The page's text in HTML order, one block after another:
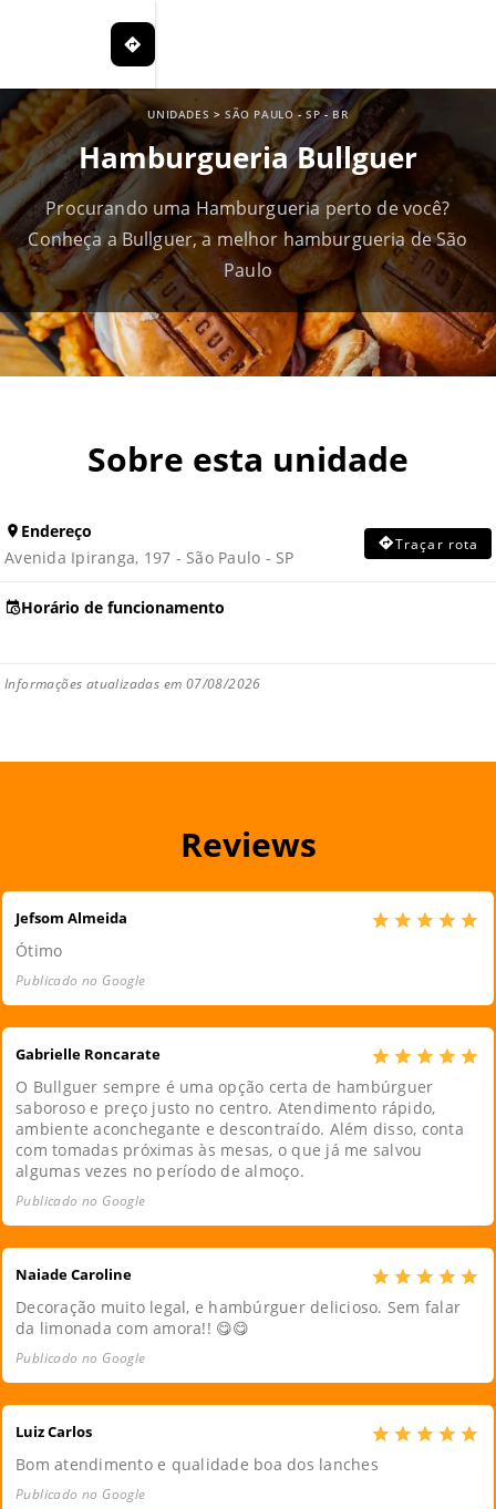
UNIDADES >SÃO PAULO -SP- BR
Hamburgueria Bullguer
Procurando uma Hamburgueria perto de você?
Conheça a Bullguer, a melhor hamburgueria de São
Paulo
Sobre esta unidade
Endereço
Avenida Ipiranga, 197 - São Paulo - SP
Traçar rota
Horário de funcionamento
Informações atualizadas em 07/08/2026
Reviews
Jefsom Almeida
Ótimo
Publicado no Google
Gabrielle Roncarate
O Bullguer sempre é uma opção certa de hambúrguer
saboroso e preço justo no centro. Atendimento rápido,
ambiente aconchegante e descontraído. Além disso, conta
com tomadas próximas às mesas, o que já me salvou
algumas vezes no período de almoço.
Publicado no Google
Naiade Caroline
Decoração muito legal, e hambúrguer delicioso. Sem falar
da limonada com amora!! 😋😋
Publicado no Google
Luiz Carlos
Bom atendimento e qualidade boa dos lanches
Publicado no Google